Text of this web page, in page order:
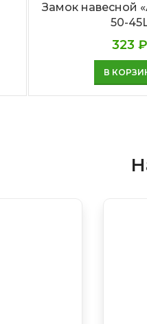
Замок навесной
50-
323₽
В